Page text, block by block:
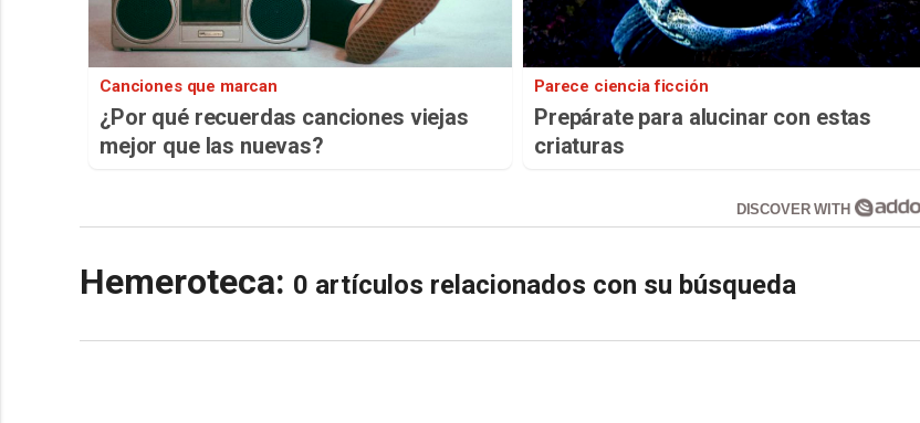
Canciones que marcan
¿Por qué recuerdas canciones viejas
mejor que las nuevas?
Parece ciencia ficción
Prepárate para alucinar con estas
criaturas
DISCOVER WITH
Hemeroteca: 0 artículos relacionados con su búsqueda